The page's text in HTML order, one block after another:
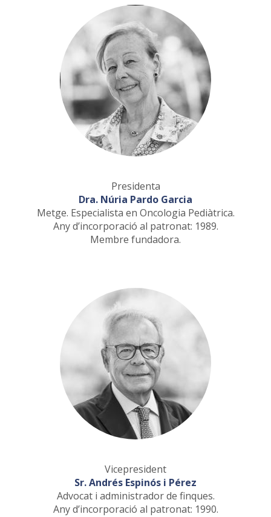
Presidenta
Dra. Núria Pardo Garcia
Metge. Especialista en Oncologia Pediàtrica.
Any d’incorporació al patronat: 1989.
Membre fundadora.
Vicepresident
Sr. Andrés Espinós i Pérez
Advocat i administrador de finques.
Any d’incorporació al patronat: 1990.